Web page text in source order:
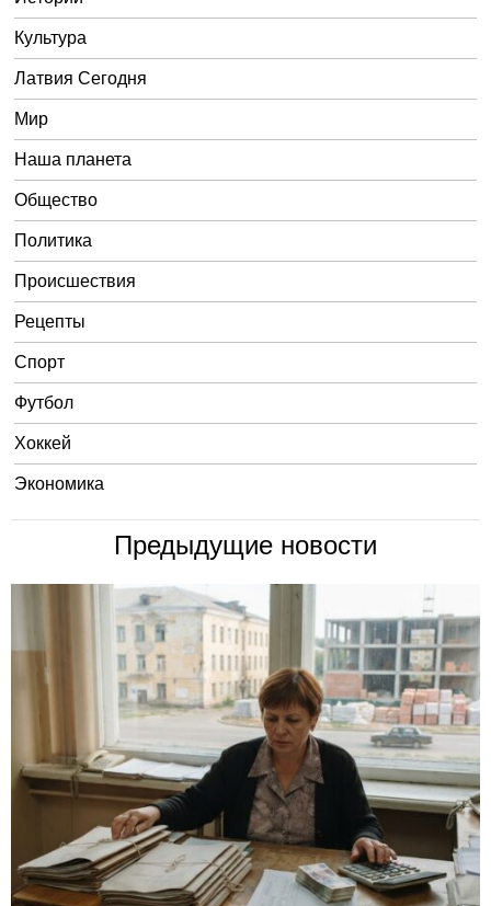
Культура
Латвия Сегодня
Мир
Наша планета
Общество
Политика
Происшествия
Рецепты
Спорт
Футбол
Хоккей
Экономика
Предыдущие новости